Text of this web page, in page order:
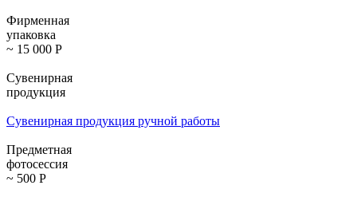
Фирменная
упаковка
~ 15 000 Р
Сувенирная
продукция
Сувенирная продукция ручной работы
Предметная
фотосессия
~ 500 Р